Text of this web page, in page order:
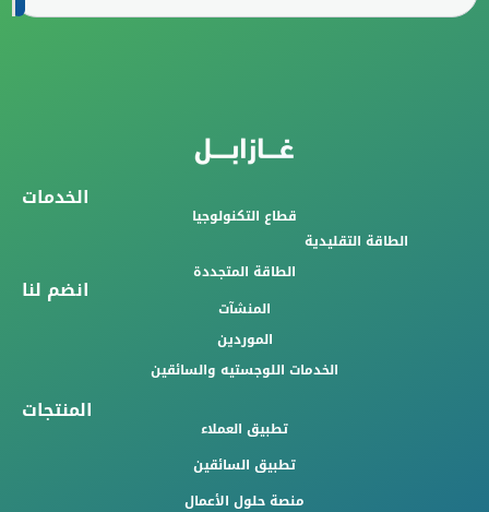
الخدمات
قطاع التكنولوجيا
الطاقة التقليدية
الطاقة المتجددة
انضم لنا
المنشآت
الموردين
الخدمات اللوجستيه والسائقين
المنتجات
تطبيق العملاء
تطبيق السائقين
منصة حلول الأعمال